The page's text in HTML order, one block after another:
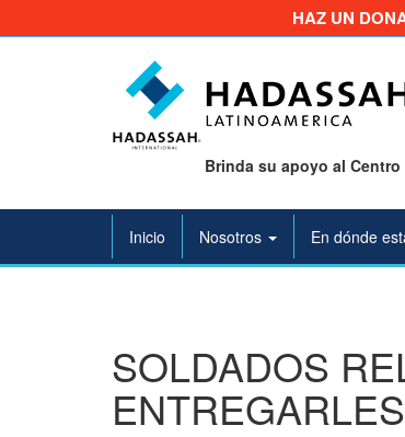
HAZ UN
Brinda su apoyo al
Inicio Nosotros En dónde
SOLDADOS